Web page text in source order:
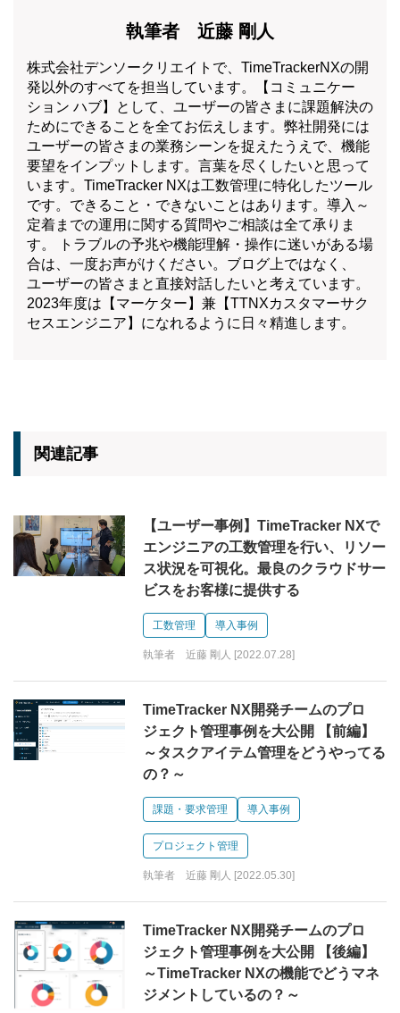
執筆者 近藤 剛人
株式会社デンソークリエイトで、TimeTrackerNXの開
発以外のすべてを担当しています。【コミュニケー
ション ハブ】として、ユーザーの皆さまに課題解決の
ためにできることを全てお伝えします。弊社開発には
ユーザーの皆さまの業務シーンを捉えたうえで、機能
要望をインプットします。言葉を尽くしたいと思って
います。TimeTracker NXは工数管理に特化したツール
です。できること・できないことはあります。導入～
定着までの運用に関する質問やご相談は全て承りま
す。 トラブルの予兆や機能理解・操作に迷いがある場
合は、一度お声がけください。ブログ上ではなく、
ユーザーの皆さまと直接対話したいと考えています。
2023年度は【マーケター】兼【TTNXカスタマーサク
セスエンジニア】になれるように日々精進します。
関連記事
【ユーザー事例】TimeTracker NXで
エンジニアの工数管理を行い、リソー
ス状況を可視化。最良のクラウドサー
ビスをお客様に提供する
工数管理 導入事例
執筆者 近藤 剛人 [2022.07.28]
TimeTracker NX開発チームのプロ
ジェクト管理事例を大公開 【前編】
～タスクアイテム管理をどうやってる
の？～
課題・要求管理 導入事例
プロジェクト管理
執筆者 近藤 剛人 [2022.05.30]
TimeTracker NX開発チームのプロ
ジェクト管理事例を大公開 【後編】
～TimeTracker NXの機能でどうマネ
ジメントしているの？～